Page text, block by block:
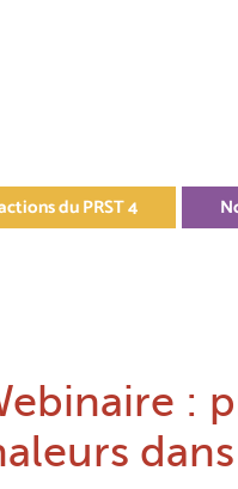
du PRST 4
:
dans